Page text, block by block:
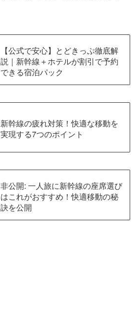
【公式で安心】とどきっぷ徹底解
説｜新幹線＋ホテルが割引で予約
できる宿泊パック
新幹線の疲れ対策！快適な移動を
実現する7つのポイント
非公開: 一人旅に新幹線の座席選び
はこれがおすすめ！快適移動の秘
訣を公開